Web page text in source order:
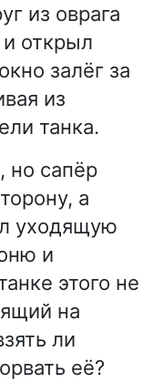
из оврага
открыл
залёг за
из
танка.
но сапёр
а
уходящую
и
этого не
на
ли
её?